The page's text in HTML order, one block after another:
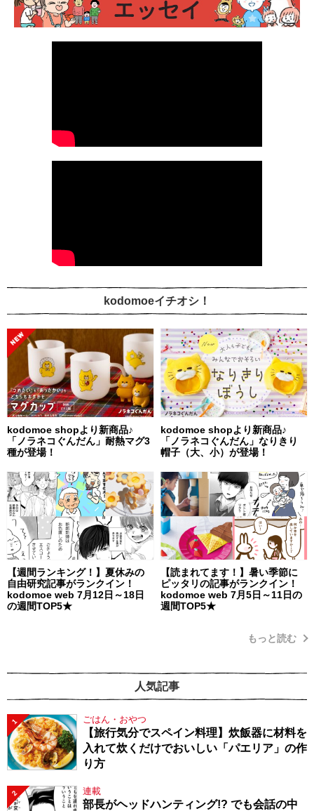
kodomoeイチオシ！
kodomoe shopより新商品♪
「ノラネコぐんだん」耐熱マグ3
種が登場！
kodomoe shopより新商品♪
「ノラネコぐんだん」なりきり
帽子（大、小）が登場！
【週間ランキング！】夏休みの
自由研究記事がランクイン！
kodomoe web 7月12日～18日
の週間TOP5★
【読まれてます！】暑い季節に
ピッタリの記事がランクイン！
kodomoe web 7月5日～11日の
週間TOP5★
もっと読む
人気記事
1 ごはん・おやつ
【旅行気分でスペイン料理】炊飯器に材料を
入れて炊くだけでおいしい「パエリア」の作
り方
2 連載
部長がヘッドハンティング!? でも会話の中